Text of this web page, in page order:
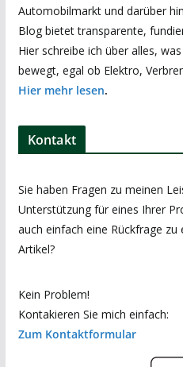
Automobilmarkt und darüber
Blog bietet transparente,
Hier schreibe ich über alles,
bewegt, egal ob Elektro,
Hier mehr lesen.
Kontakt
Sie haben Fragen zu meinen
Unterstützung für eines Ihrer
auch einfach eine Rückfrage
Artikel?
Kein Problem!
Kontakieren Sie mich einfach:
Zum Kontaktformular